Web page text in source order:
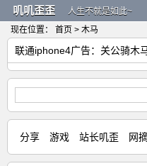
叽叽歪歪
人生不就是如此~
现在位置： 首页 > 木马
联通iphone4广告：关公骑木
分享 游戏 站长叽歪 网